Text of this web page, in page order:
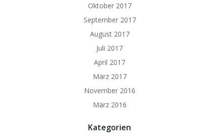
Oktober 2017
September 2017
August 2017
Juli 2017
April 2017
März 2017
November 2016
März 2016
Kategorien